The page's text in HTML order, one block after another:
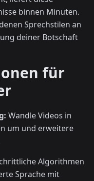
binnen Minuten.
Sprechstilen an
deiner Botschaft
für
Wandle Videos in
um und erweitere
Algorithmen
Sprache mit